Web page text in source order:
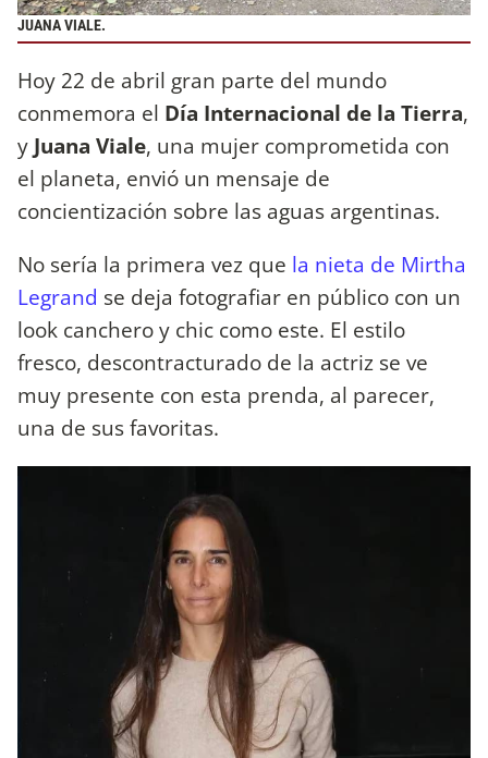
JUANA VIALE.
Hoy 22 de abril gran parte del mundo
conmemora el Día Internacional de la Tierra,
y Juana Viale, una mujer comprometida con
el planeta, envió un mensaje de
concientización sobre las aguas argentinas.
No sería la primera vez que la nieta de Mirtha
Legrand se deja fotografiar en público con un
look canchero y chic como este. El estilo
fresco, descontracturado de la actriz se ve
muy presente con esta prenda, al parecer,
una de sus favoritas.